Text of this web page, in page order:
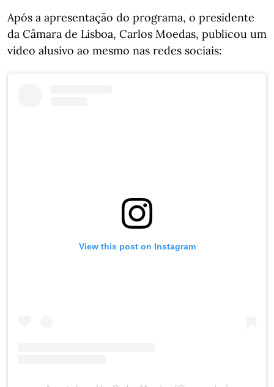
Após a apresentação do programa, o presidente
da Câmara de Lisboa, Carlos Moedas, publicou um
vídeo alusivo ao mesmo nas redes sociais:
View this post on Instagram